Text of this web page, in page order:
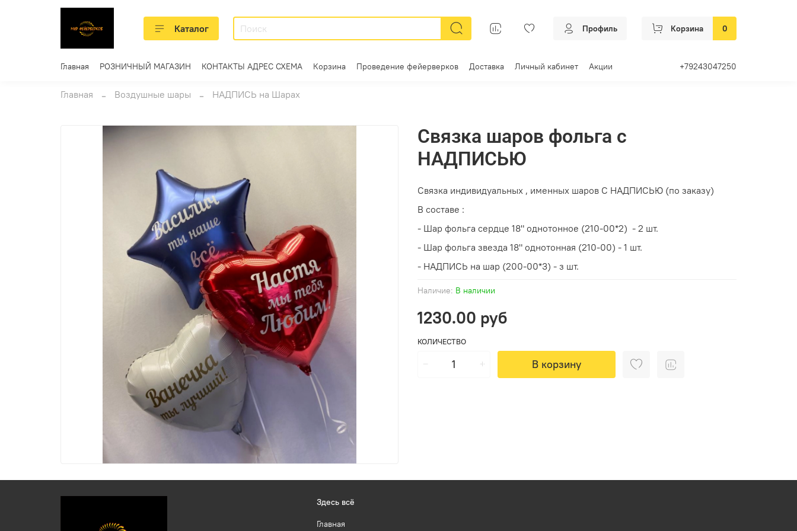
Каталог Профиль Корзина 0
Главная РОЗНИЧНЫЙ МАГАЗИН КОНТАКТЫ АДРЕС СХЕМА Корзина Проведение фейерверков Доставка Личный кабинет Акции +79243047250
Главная Воздушные шары НАДПИСЬ на Шарах
Наличие: В наличии
Связка шаров фольга с
НАДПИСЬЮ
1230.00 руб
КОЛИЧЕСТВО
В корзину
Связка индивидуальных , именных шаров С НАДПИСЬЮ (по заказу)
В составе :
- Шар фольга сердце 18" однотонное (210-00*2) - 2 шт.
- Шар фольга звезда 18" однотонная (210-00) - 1 шт.
- НАДПИСЬ на шар (200-00*3) - з шт.
Здесь всё
Главная